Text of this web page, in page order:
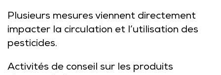
Plusieurs mesures viennent directement
impacter la circulation et l’utilisation des
pesticides.
Activités de conseil sur les produits